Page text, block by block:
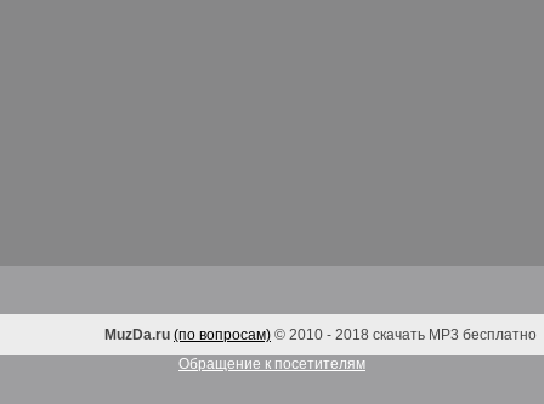
MuzDa.ru (по вопросам) © 2010 - 2018 скачать MP3 бесплатно
Обращение к посетителям